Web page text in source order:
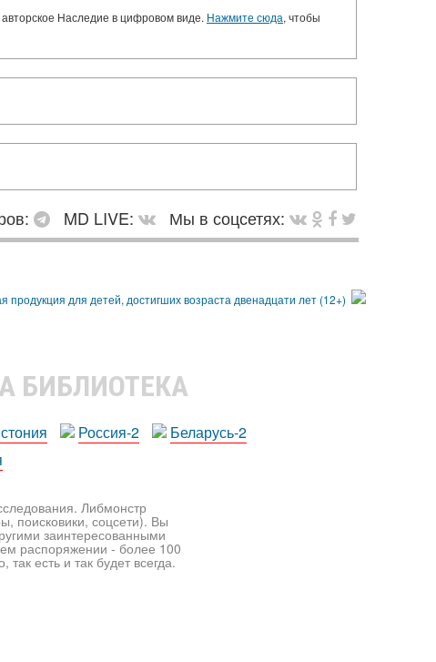
Наследие в цифровом виде. Нажмите сюда, чтобы
MD LIVE:
Мы в соцсетях:
БИБЛИОТЕКА
Россия-2
Беларусь-2
Либмонстр
поисковики, соцсети). Вы
заинтересованными
распоряжении - более 100
есть и так будет всегда.